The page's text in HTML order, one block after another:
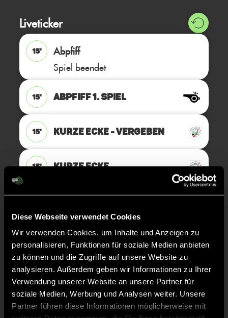
Diese Webseite verwendet Cookies
Wir verwenden Cookies, um Inhalte und Anzeigen zu
personalisieren, Funktionen für soziale Medien anbieten
zu können und die Zugriffe auf unsere Website zu
analysieren. Außerdem geben wir Informationen zu Ihrer
Verwendung unserer Website an unsere Partner für
soziale Medien, Werbung und Analysen weiter. Unsere
Partner führen diese Informationen möglicherweise mit
Liveticker
15'
Abpfiff
Spiel beendet
15' ABPFIFF 1. Spiel
15' KURZE ECKE - VERGEBEN
15' KURZE ECKE
13' KURZE ECKE
10' KURZE ECKE - VERGEBEN
9' KURZE ECKE